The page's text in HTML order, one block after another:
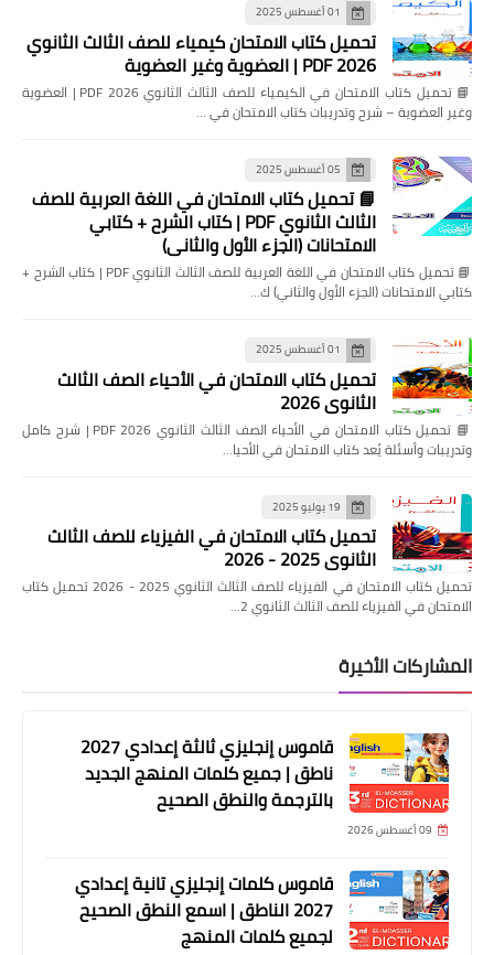
01 أغسطس 2025
تحميل كتاب الامتحان كيمياء للصف الثالث الثانوي
2026 PDF | العضوية وغير العضوية
📘 تحميل كتاب الامتحان في الكيمياء للصف الثالث الثانوي 2026 PDF | العضوية
وغير العضوية – شرح وتدريبات كتاب الامتحان في …
05 أغسطس 2025
📘 تحميل كتاب الامتحان في اللغة العربية للصف
الثالث الثانوي PDF | كتاب الشرح + كتابي
الامتحانات (الجزء الأول والثاني)
📘 تحميل كتاب الامتحان في اللغة العربية للصف الثالث الثانوي PDF | كتاب الشرح +
كتابي الامتحانات (الجزء الأول والثاني) ك…
01 أغسطس 2025
تحميل كتاب الامتحان في الأحياء الصف الثالث
الثانوي 2026
📘 تحميل كتاب الامتحان في الأحياء الصف الثالث الثانوي 2026 PDF | شرح كامل
وتدريبات وأسئلة يُعد كتاب الامتحان في الأحيا…
19 يوليو 2025
تحميل كتاب الامتحان في الفيزياء للصف الثالث
الثانوي 2025 - 2026
تحميل كتاب الامتحان في الفيزياء للصف الثالث الثانوي 2025 - 2026 تحميل كتاب
الامتحان في الفيزياء للصف الثالث الثانوي 2…
المشاركات الأخيرة
قاموس إنجليزي ثالثة إعدادي 2027
ناطق | جميع كلمات المنهج الجديد
بالترجمة والنطق الصحيح
09 أغسطس 2026
قاموس كلمات إنجليزي تانية إعدادي
2027 الناطق | اسمع النطق الصحيح
لجميع كلمات المنهج